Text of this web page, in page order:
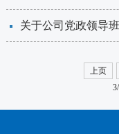
关于公司党政领导
上页